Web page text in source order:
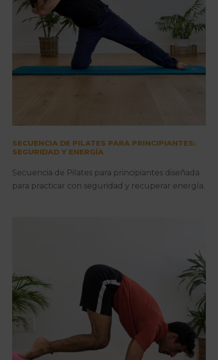
SECUENCIA DE PILATES PARA PRINCIPIANTES:
SEGURIDAD Y ENERGÍA
Secuencia de Pilates para principiantes diseñada
para practicar con seguridad y recuperar energía.